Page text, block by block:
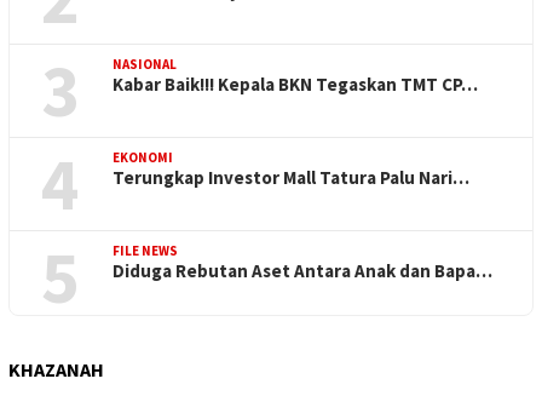
3 NASIONAL
Kabar Baik!!! Kepala BKN Tegaskan TMT CP…
4 EKONOMI
Terungkap Investor Mall Tatura Palu Nari…
5 FILE NEWS
Diduga Rebutan Aset Antara Anak dan Bapa…
KHAZANAH